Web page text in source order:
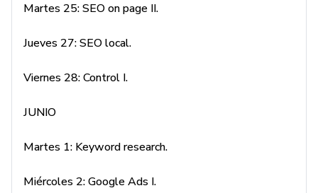
Martes 25: SEO on page II.
Jueves 27: SEO local.
Viernes 28: Control I.
JUNIO
Martes 1: Keyword research.
Miércoles 2: Google Ads I.